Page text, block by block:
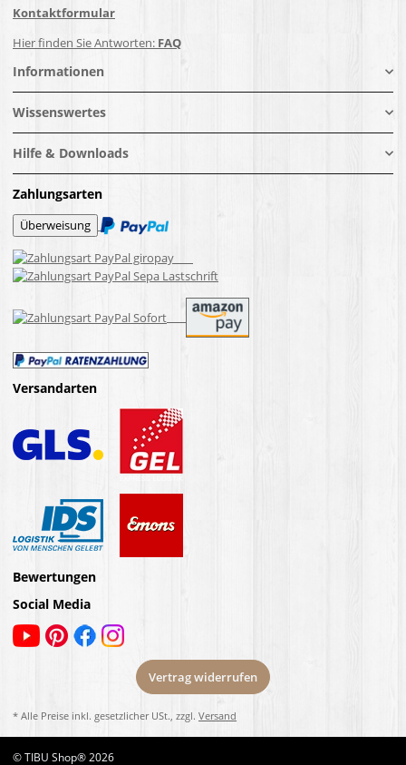
Kontaktformular
Hier finden Sie Antworten: FAQ
Informationen
Wissenswertes
Hilfe & Downloads
Zahlungsarten
Versandarten
Bewertungen
Social Media
Vertrag widerrufen
* Alle Preise inkl. gesetzlicher USt., zzgl. Versand
© TIBU Shop® 2026